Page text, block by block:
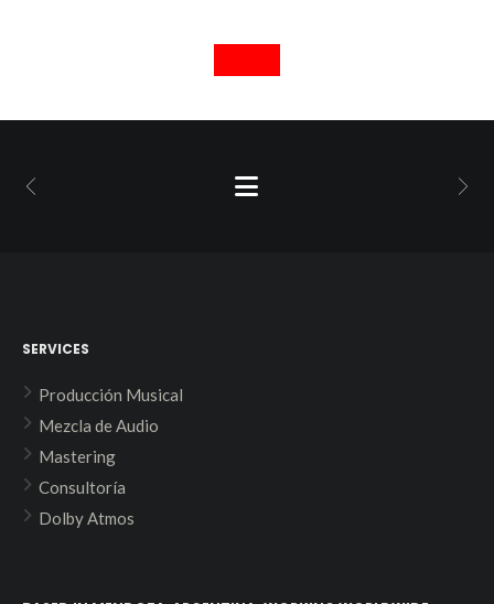
SERVICES
Producción Musical
Mezcla de Audio
Mastering
Consultoría
Dolby Atmos